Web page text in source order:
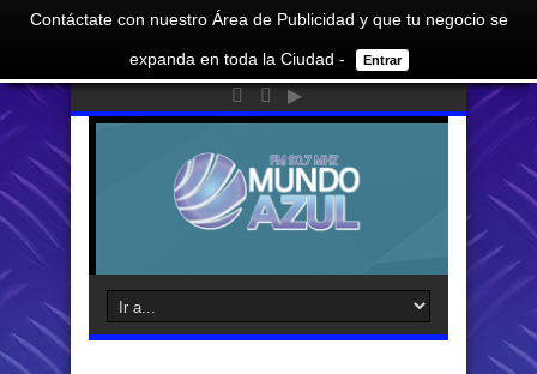
Contáctate con nuestro Área de Publicidad y que tu negocio se
expanda en toda la Ciudad - Entrar